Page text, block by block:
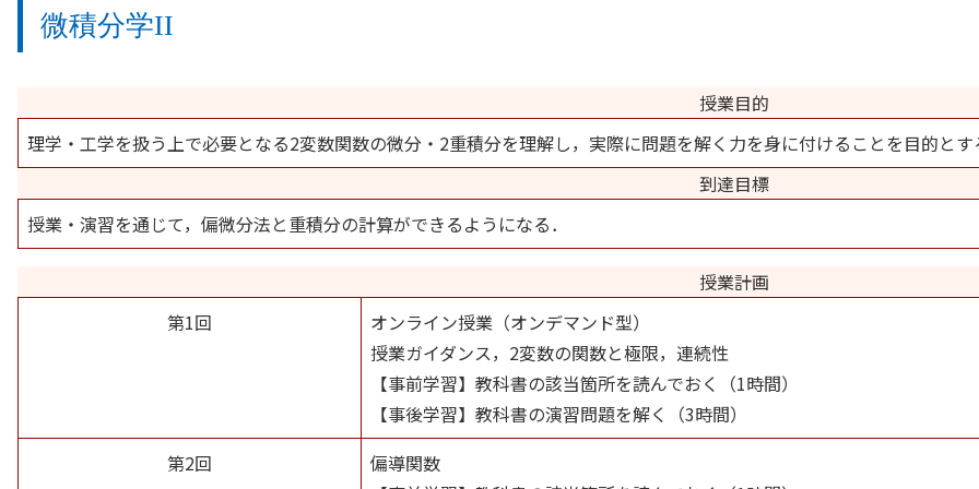
微積分学II
授業目的
理学・工学を扱う上で必要となる2変数関数の微分・2重積分を理解し，実際に問題を解く力を身に付けることを目的とす
到達目標
授業・演習を通じて，偏微分法と重積分の計算ができるようになる．
授業計画
第1回
オンライン授業（オンデマンド型）
授業ガイダンス，2変数の関数と極限，連続性
【事前学習】教科書の該当箇所を読んでおく（1時間）
【事後学習】教科書の演習問題を解く（3時間）
第2回
偏導関数